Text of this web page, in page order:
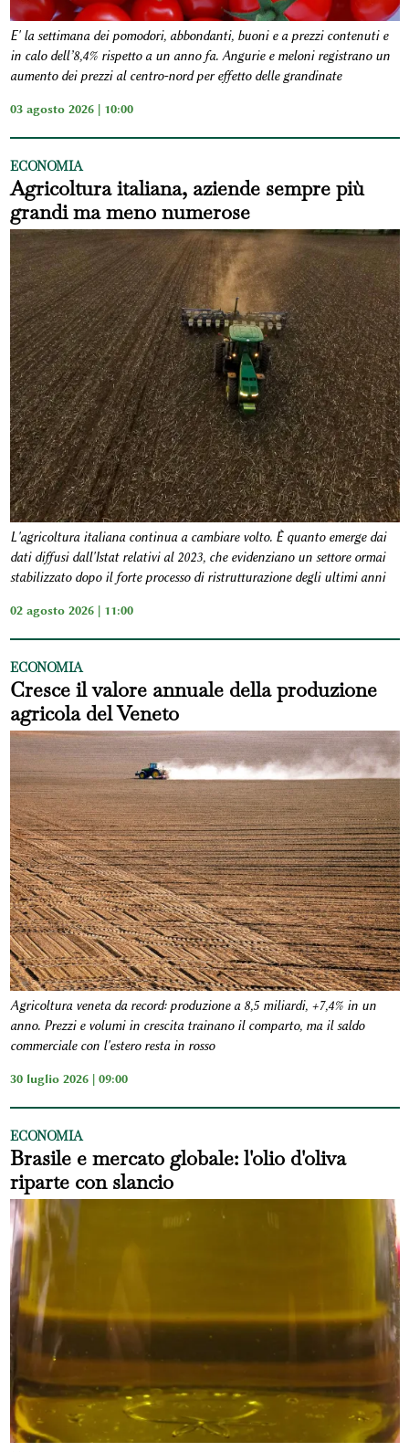
E' la settimana dei pomodori, abbondanti, buoni e a prezzi contenuti e
in calo dell’8,4% rispetto a un anno fa. Angurie e meloni registrano un
aumento dei prezzi al centro-nord per effetto delle grandinate
03 agosto 2026 | 10:00
ECONOMIA
Agricoltura italiana, aziende sempre più
grandi ma meno numerose
L'agricoltura italiana continua a cambiare volto. È quanto emerge dai
dati diffusi dall'Istat relativi al 2023, che evidenziano un settore ormai
stabilizzato dopo il forte processo di ristrutturazione degli ultimi anni
02 agosto 2026 | 11:00
ECONOMIA
Cresce il valore annuale della produzione
agricola del Veneto
Agricoltura veneta da record: produzione a 8,5 miliardi, +7,4% in un
anno. Prezzi e volumi in crescita trainano il comparto, ma il saldo
commerciale con l'estero resta in rosso
30 luglio 2026 | 09:00
ECONOMIA
Brasile e mercato globale: l'olio d'oliva
riparte con slancio